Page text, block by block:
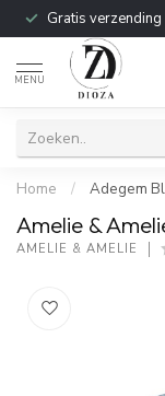
Gratis
MENU
Home / Adegem
Amelie &
AMELIE & AMELIE